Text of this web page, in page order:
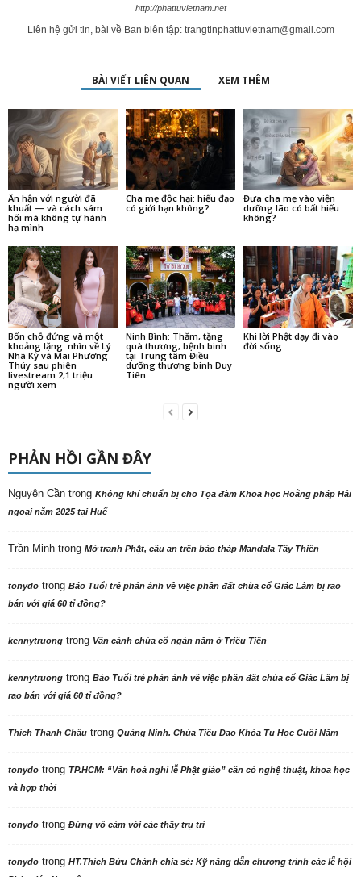
http://phattuvietnam.net
Liên hệ gửi tin, bài về Ban biên tập: trangtinphattuvietnam@gmail.com
BÀI VIẾT LIÊN QUAN XEM THÊM
Ân hận với người đã
khuất — và cách sám
hối mà không tự hành
hạ mình
Cha mẹ độc hại: hiếu đạo
có giới hạn không?
Đưa cha mẹ vào viện
dưỡng lão có bất hiếu
không?
Bốn chỗ đứng và một
khoảng lặng: nhìn về Lý
Nhã Kỳ và Mai Phương
Thúy sau phiên
livestream 2,1 triệu
người xem
Ninh Bình: Thăm, tặng
quà thương, bệnh binh
tại Trung tâm Điều
dưỡng thương binh Duy
Tiên
Khi lời Phật dạy đi vào
đời sống
PHẢN HỒI GẦN ĐÂY
Nguyên Cần trong Không khí chuẩn bị cho Tọa đàm Khoa học Hoằng pháp Hải
ngoại năm 2025 tại Huế
Trần Minh trong Mở tranh Phật, cầu an trên bảo tháp Mandala Tây Thiên
tonydo trong Báo Tuổi trẻ phản ảnh về việc phần đất chùa cổ Giác Lâm bị rao
bán với giá 60 tỉ đồng?
kennytruong trong Vãn cảnh chùa cổ ngàn năm ở Triều Tiên
kennytruong trong Báo Tuổi trẻ phản ảnh về việc phần đất chùa cổ Giác Lâm bị
rao bán với giá 60 tỉ đồng?
Thích Thanh Châu trong Quảng Ninh. Chùa Tiêu Dao Khóa Tu Học Cuối Năm
tonydo trong TP.HCM: “Văn hoá nghi lễ Phật giáo” cần có nghệ thuật, khoa học
và hợp thời
tonydo trong Đừng vô cảm với các thầy trụ trì
tonydo trong HT.Thích Bửu Chánh chia sẻ: Kỹ năng dẫn chương trình các lễ hội